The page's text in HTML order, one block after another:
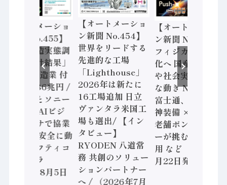
【オートメーショ
ン新聞 No.455】
「経済構造実態調
査二次集計結果」
2024年製造業 付
加価値額86兆円 /
三菱電機とソニー
セミコン AIビジ
ョンセンサで協業
/ IDEC、安全に動
かすセーフティコ
ントローラ
（2026年8月5日
【オートメーショ
ン新聞 No.454】
世界をリードする
先進的な工場
「Lighthouse」
2026年は新たに
16工場追加 日立
ヴァンタラ米国工
場も選出/ 【イン
タビュー】
RYODEN 八道常
務 共創のソリュー
ションパートナー
へ / （2026年7月
【オートメーショ
ン新聞 No.453】
フィジカルAI本格
化へ 国産AI開発
や社会実装に活発
な動き Noetra、
富士通、日立 / 兵
神装備 × HMS、
老舗ポンプメーカ
ーが挑むデータ活
用 など（2026年7
月22日発行）